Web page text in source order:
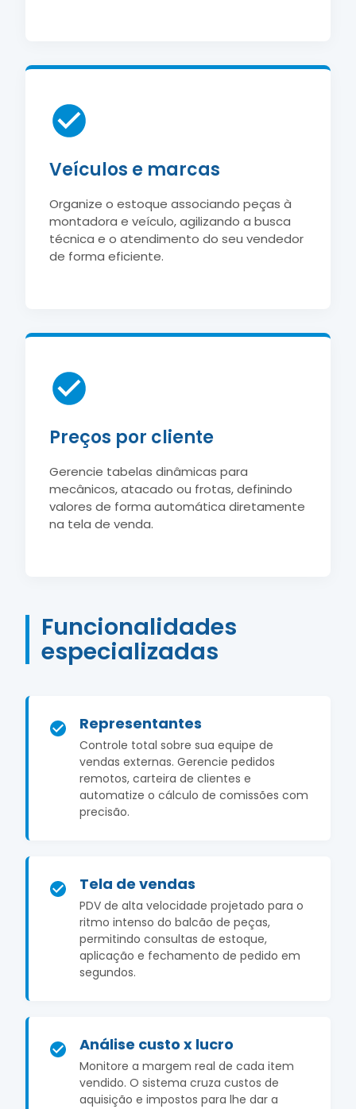
Veículos e marcas
Organize o estoque associando peças à
montadora e veículo, agilizando a busca
técnica e o atendimento do seu vendedor
de forma eficiente.
Preços por cliente
Gerencie tabelas dinâmicas para
mecânicos, atacado ou frotas, definindo
valores de forma automática diretamente
na tela de venda.
Funcionalidades
especializadas
Representantes
Controle total sobre sua equipe de
vendas externas. Gerencie pedidos
remotos, carteira de clientes e
automatize o cálculo de comissões com
precisão.
Tela de vendas
PDV de alta velocidade projetado para o
ritmo intenso do balcão de peças,
permitindo consultas de estoque,
aplicação e fechamento de pedido em
segundos.
Análise custo x lucro
Monitore a margem real de cada item
vendido. O sistema cruza custos de
aquisição e impostos para lhe dar a